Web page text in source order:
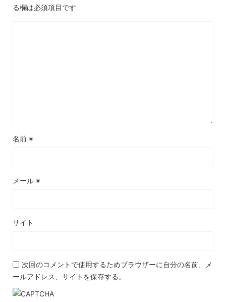
る欄は必須項目です
名前 ※
メール ※
サイト
次回のコメントで使用するためブラウザーに自分の名前、メ
ールアドレス、サイトを保存する。